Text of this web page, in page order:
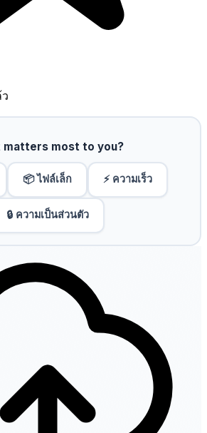
matters most to you?
📦 ไฟล์เล็ก ⚡ ความเร็ว
🔒 ความเป็นส่วนตัว